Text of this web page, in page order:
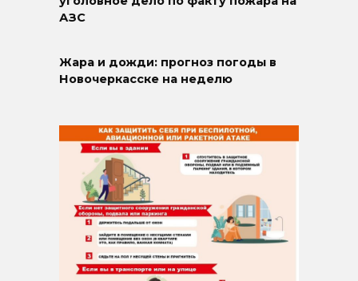
АЗС
Жара и дожди: прогноз погоды в
Новочеркасске на неделю